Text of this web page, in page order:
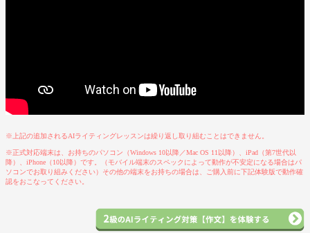
※上記の追加されるAIライティングレッスンは繰り返し取り組むことはできません。
※正式対応端末は、お持ちのパソコン（Windows 10以降／Mac OS 11以降）、iPad（第7世代以
降）、iPhone（10以降）です。（モバイル端末のスペックによって動作が不安定になる場合はパ
ソコンでお取り組みください）その他の端末をお持ちの場合は、ご購入前に下記体験版で動作確
認をおこなってください。